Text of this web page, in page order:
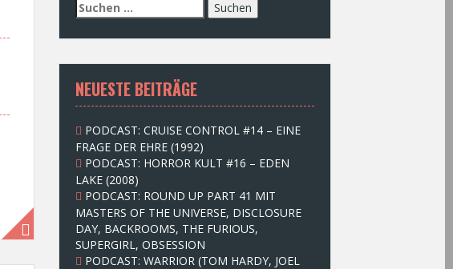
S
u
c
e
n
n
c
h
:
NEUESTE BEITRÄGE
PODCAST: CRUISE CONTROL #14 – EINE
FRAGE DER EHRE (1992)
PODCAST: HORROR KULT #16 – EDEN
LAKE (2008)
PODCAST: ROUND UP PART 41 MIT
MASTERS OF THE UNIVERSE, DISCLOSURE
DAY, BACKROOMS, THE FURIOUS,
SUPERGIRL, OBSESSION
PODCAST: WARRIOR (TOM HARDY, JOEL